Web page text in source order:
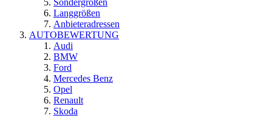
Sondergrößen
Langgrößen
Anbieteradressen
AUTOBEWERTUNG
Audi
BMW
Ford
Mercedes Benz
Opel
Renault
Skoda